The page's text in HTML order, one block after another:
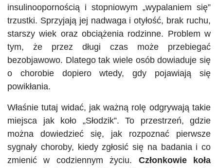
insulinoopornością i stopniowym „wypalaniem się”
trzustki. Sprzyjają jej nadwaga i otyłość, brak ruchu,
starszy wiek oraz obciążenia rodzinne. Problem w
tym, że przez długi czas może przebiegać
bezobjawowo. Dlatego tak wiele osób dowiaduje się
o chorobie dopiero wtedy, gdy pojawiają się
powikłania.
Właśnie tutaj widać, jak ważną rolę odgrywają takie
miejsca jak koło „Słodzik”. To przestrzeń, gdzie
można dowiedzieć się, jak rozpoznać pierwsze
sygnały choroby, kiedy zgłosić się na badania i co
zmienić w codziennym życiu. Członkowie koła